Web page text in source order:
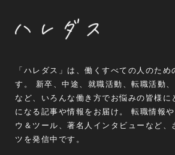
「ハレダス」は、働くすべての人のた
す。 新卒、中途、就職活動、転職活動
など、いろんな働き方でお悩みの皆様に
になる記事や情報をお届け。 転職情報
ウ＆ツール、著名人インタビューなど、
ツを発信中です。